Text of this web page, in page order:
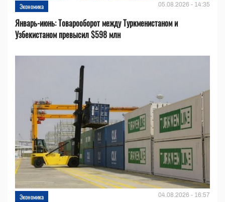
Экономика 05.08.2026 - 14:35
Январь-июнь: Товарооборот между Туркменистаном и
Узбекистаном превысил $598 млн
Экономика 04.08.2026 - 16:57